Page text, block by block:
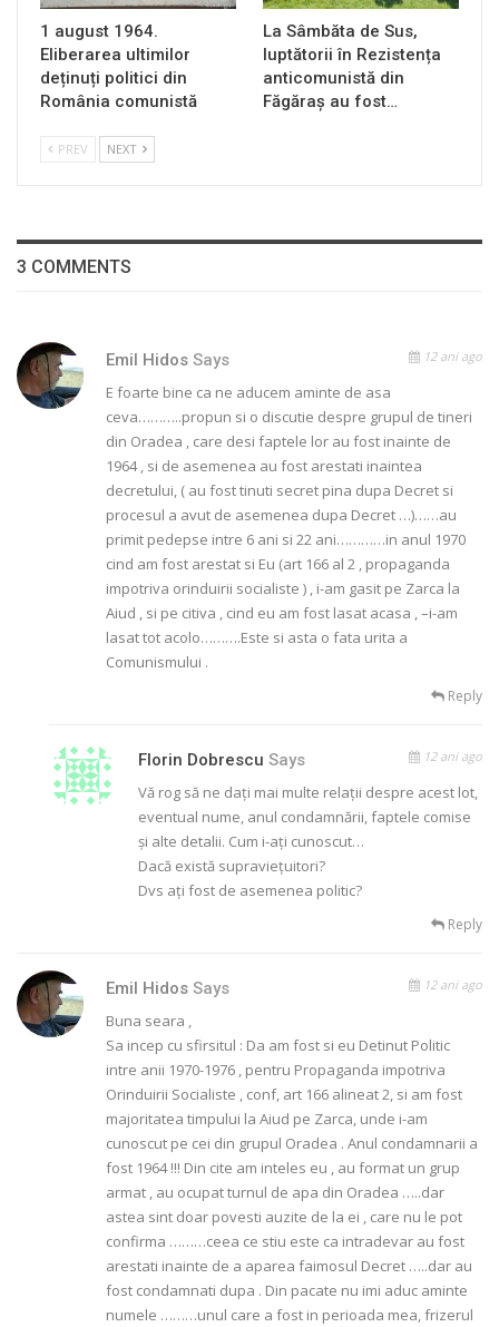
1 august 1964.
Eliberarea ultimilor
deținuți politici din
România comunistă
La Sâmbăta de Sus,
luptătorii în Rezistența
anticomunistă din
Făgăraș au fost…
PREV NEXT
3 COMMENTS
Emil Hidos Says 12 ani ago
E foarte bine ca ne aducem aminte de asa
ceva………..propun si o discutie despre grupul de tineri
din Oradea , care desi faptele lor au fost inainte de
1964 , si de asemenea au fost arestati inaintea
decretului, ( au fost tinuti secret pina dupa Decret si
procesul a avut de asemenea dupa Decret …)……au
primit pedepse intre 6 ani si 22 ani…………in anul 1970
cind am fost arestat si Eu (art 166 al 2 , propaganda
impotriva orinduirii socialiste ) , i-am gasit pe Zarca la
Aiud , si pe citiva , cind eu am fost lasat acasa , –i-am
lasat tot acolo……….Este si asta o fata urita a
Comunismului .
Reply
Florin Dobrescu Says 12 ani ago
Vă rog să ne daţi mai multe relaţii despre acest lot,
eventual nume, anul condamnării, faptele comise
şi alte detalii. Cum i-aţi cunoscut…
Dacă există supravieţuitori?
Dvs aţi fost de asemenea politic?
Reply
Emil Hidos Says 12 ani ago
Buna seara ,
Sa incep cu sfirsitul : Da am fost si eu Detinut Politic
intre anii 1970-1976 , pentru Propaganda impotriva
Orinduirii Socialiste , conf, art 166 alineat 2, si am fost
majoritatea timpului la Aiud pe Zarca, unde i-am
cunoscut pe cei din grupul Oradea . Anul condamnarii a
fost 1964 !!! Din cite am inteles eu , au format un grup
armat , au ocupat turnul de apa din Oradea …..dar
astea sint doar povesti auzite de la ei , care nu le pot
confirma ………ceea ce stiu este ca intradevar au fost
arestati inainte de a aparea faimosul Decret …..dar au
fost condamnati dupa . Din pacate nu imi aduc aminte
numele ………unul care a fost in perioada mea, frizerul